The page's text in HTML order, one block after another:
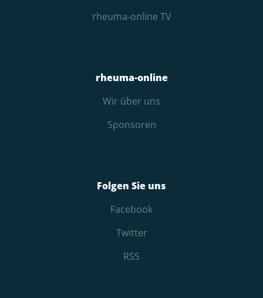
rheuma-online TV
rheuma-online
Wir über uns
Sponsoren
Folgen Sie uns
Facebook
Twitter
RSS